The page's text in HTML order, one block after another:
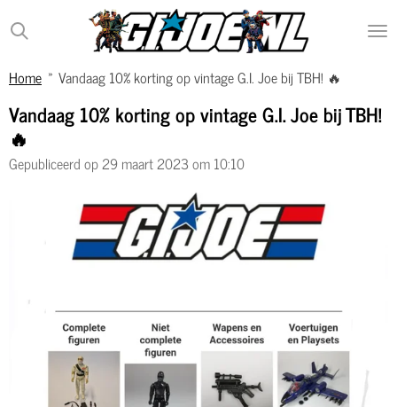
Ga
direct
de
hoofdinhoud
Home » Vandaag 10% korting op vintage G.I. Joe bij TBH! 🔥
Vandaag 10% korting op vintage G.I. Joe bij TBH!
🔥
Gepubliceerd op 29 maart 2023 om 10:10